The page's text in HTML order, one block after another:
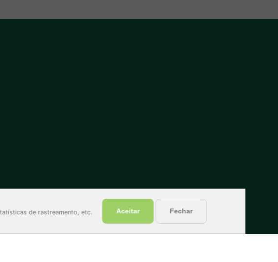
de rastreamento, etc. Aceitar Fechar
Fale conosco
+55 (46) 3181-0042